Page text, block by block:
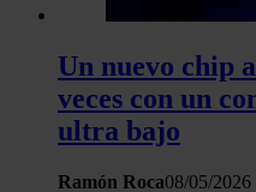
Un nuevo chip
veces con un
ultra bajo
Ramón Roca08/05/2026